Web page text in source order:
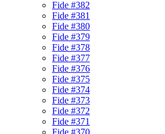
Fide #382
Fide #381
Fide #380
Fide #379
Fide #378
Fide #377
Fide #376
Fide #375
Fide #374
Fide #373
Fide #372
Fide #371
Fide #370